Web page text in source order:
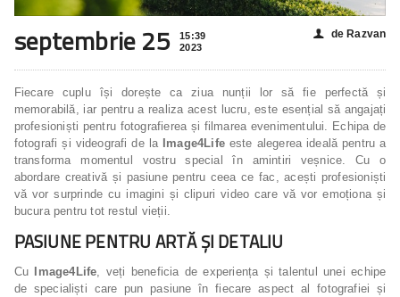
septembrie 25
15:39
2023
👤 de Razvan
Fiecare cuplu își dorește ca ziua nunții lor să fie perfectă și
memorabilă, iar pentru a realiza acest lucru, este esențial să angajați
profesioniști pentru fotografierea și filmarea evenimentului. Echipa de
fotografi și videografi de la Image4Lifeeste alegerea ideală pentru a
transforma momentul vostru special în amintiri veșnice. Cu o
abordare creativă și pasiune pentru ceea ce fac, acești profesioniști
vă vor surprinde cu imagini și clipuri video care vă vor emoționa și
bucura pentru tot restul vieții.
PASIUNE PENTRU ARTĂ ȘI DETALIU
Cu Image4Life, veți beneficia de experiența și talentul unei echipe
de specialiști care pun pasiune în fiecare aspect al fotografiei și